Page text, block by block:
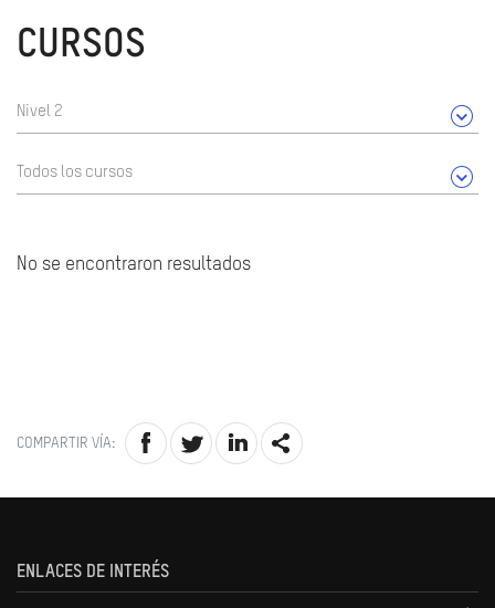
CURSOS
Nivel 2
Todos los cursos
No se encontraron resultados
COMPARTIR VÍA:
ENLACES DE INTERÉS